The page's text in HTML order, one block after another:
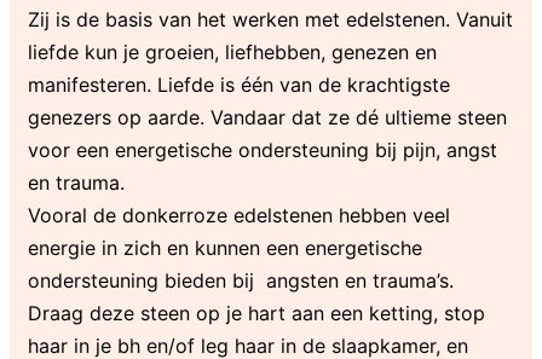
Zij is de basis van het werken met edelstenen. Vanuit
liefde kun je groeien, liefhebben, genezen en
manifesteren. Liefde is één van de krachtigste
genezers op aarde. Vandaar dat ze dé ultieme steen
voor een energetische ondersteuning bij pijn, angst
en trauma.
Vooral de donkerroze edelstenen hebben veel
energie in zich en kunnen een energetische
ondersteuning bieden bij angsten en trauma’s.
Draag deze steen op je hart aan een ketting, stop
haar in je bh en/of leg haar in de slaapkamer, en